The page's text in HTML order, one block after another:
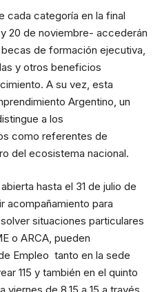
cada categoría en la final
20 de noviembre- accederán
de formación ejecutiva,
y otros beneficios
A su vez, esta
Argentino, un
a los
como referentes de
del ecosistema nacional.
hasta el 31 de julio de
acompañamiento para
situaciones particulares
o ARCA, pueden
Empleo tanto en la sede
115 y también en el quinto
viernes de 8.15 a 15 a través